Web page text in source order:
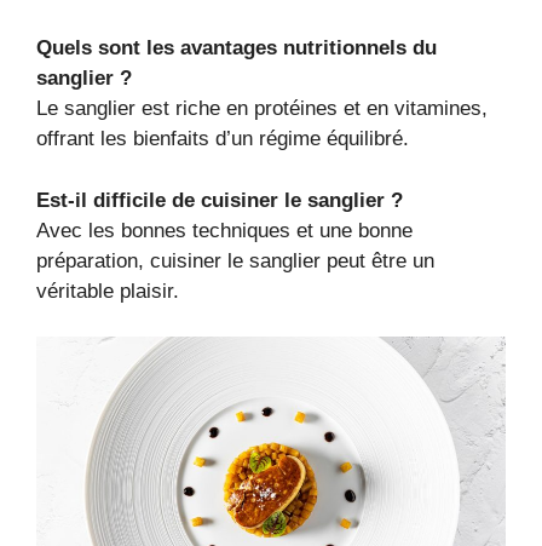
Quels sont les avantages nutritionnels du
sanglier ?
Le sanglier est riche en protéines et en vitamines,
offrant les bienfaits d’un régime équilibré.
Est-il difficile de cuisiner le sanglier ?
Avec les bonnes techniques et une bonne
préparation, cuisiner le sanglier peut être un
véritable plaisir.